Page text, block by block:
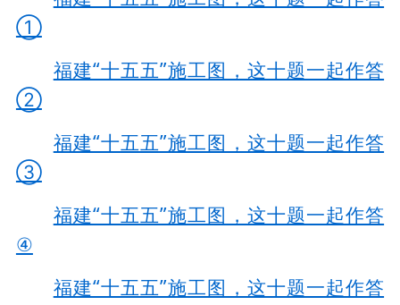
①
福建“十五五”施工图，这十题一起作答
②
福建“十五五”施工图，这十题一起作答
③
福建“十五五”施工图，这十题一起作答
④
福建“十五五”施工图，这十题一起作答